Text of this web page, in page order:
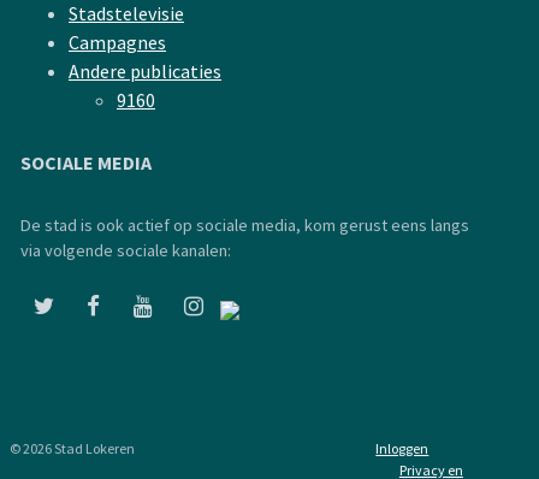
Stadstelevisie
Campagnes
Andere publicaties
9160
SOCIALE MEDIA
De stad is ook actief op sociale media, kom gerust eens langs
via volgende sociale kanalen:
© 2026 Stad Lokeren
Inloggen
Privacy en